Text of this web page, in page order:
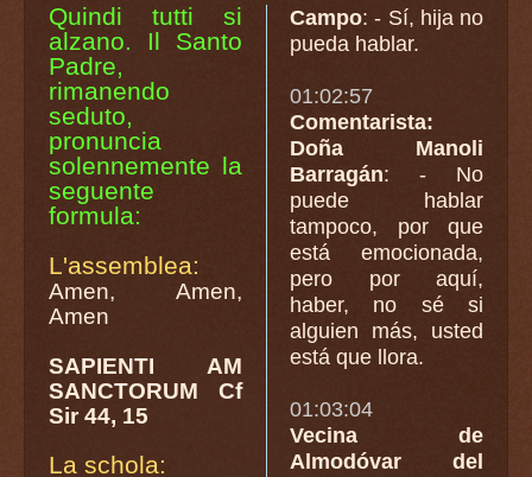
Quindi tutti si
alzano. Il Santo
Padre,
rimanendo
seduto,
pronuncia
solennemente la
seguente
formula:
L'assemblea:
Amen, Amen,
Amen
SAPIENTI AM
SANCTORUM Cf
Sir 44, 15
La schola:
Campo: - Sí, hija no
pueda hablar.
01:02:57
Comentarista:
Doña Manoli
Barragán: - No
puede hablar
tampoco, por que
está emocionada,
pero por aquí,
haber, no sé si
alguien más, usted
está que llora.
01:03:04
Vecina de
Almodóvar del